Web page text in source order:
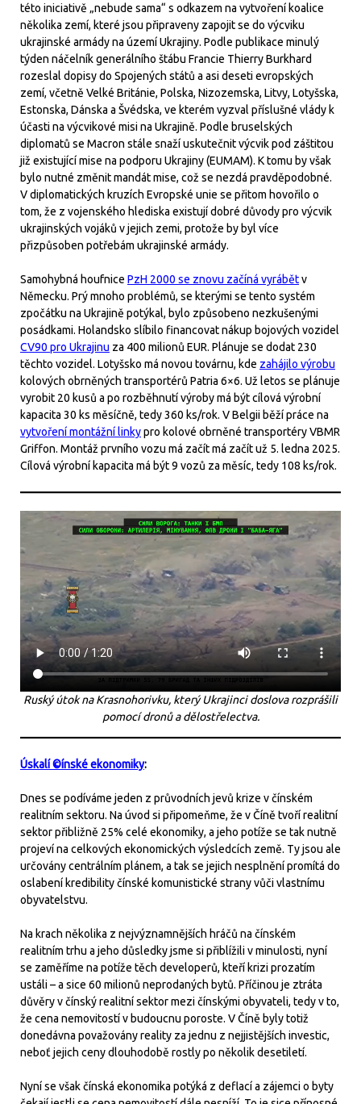
této iniciativě „nebude sama“ s odkazem na vytvoření koalice
několika zemí, které jsou připraveny zapojit se do výcviku
ukrajinské armády na území Ukrajiny. Podle publikace minulý
týden náčelník generálního štábu Francie Thierry Burkhard
rozeslal dopisy do Spojených států a asi deseti evropských
zemí, včetně Velké Británie, Polska, Nizozemska, Litvy, Lotyšska,
Estonska, Dánska a Švédska, ve kterém vyzval příslušné vlády k
účasti na výcvikové misi na Ukrajině. Podle bruselských
diplomatů se Macron stále snaží uskutečnit výcvik pod záštitou
již existující mise na podporu Ukrajiny (EUMAM). K tomu by však
bylo nutné změnit mandát mise, což se nezdá pravděpodobné.
V diplomatických kruzích Evropské unie se přitom hovořilo o
tom, že z vojenského hlediska existují dobré důvody pro výcvik
ukrajinských vojáků v jejich zemi, protože by byl více
přizpůsoben potřebám ukrajinské armády.
Samohybná houfnice PzH 2000 se znovu začíná vyrábětv
Německu. Prý mnoho problémů, se kterými se tento systém
zpočátku na Ukrajině potýkal, bylo způsobeno nezkušenými
posádkami. Holandsko slíbilo financovat nákup bojových vozidel
CV90 pro Ukrajinu za 400 milionů EUR. Plánuje se dodat 230
těchto vozidel. Lotyšsko má novou továrnu, kde zahájilo výrobu
kolových obrněných transportérů Patria 6×6. Už letos se plánuje
vyrobit 20 kusů a po rozběhnutí výroby má být cílová výrobní
kapacita 30 ks měsíčně, tedy 360 ks/rok. V Belgii běží práce na
vytvoření montážní linkypro kolové obrněné transportéry VBMR
Griffon. Montáž prvního vozu má začít má začít už 5. ledna 2025.
Cílová výrobní kapacita má být 9 vozů za měsíc, tedy 108 ks/rok.
Ruský útok na Krasnohorivku, který Ukrajinci doslova rozprášili
pomocí dronů a dělostřelectva.
Úskalí ©ínské ekonomiky:
Dnes se podíváme jeden z průvodních jevů krize v čínském
realitním sektoru. Na úvod si připomeňme, že v Číně tvoří realitní
sektor přibližně 25% celé ekonomiky, a jeho potíže se tak nutně
projeví na celkových ekonomických výsledcích země. Ty jsou ale
určovány centrálním plánem, a tak se jejich nesplnění promítá do
oslabení kredibility čínské komunistické strany vůči vlastnímu
obyvatelstvu.
Na krach několika z nejvýznamnějších hráčů na čínském
realitním trhu a jeho důsledky jsme si přiblížili v minulosti, nyní
se zaměříme na potíže těch developerů, kteří krizi prozatím
ustáli – a sice 60 milionů neprodaných bytů. Příčinou je ztráta
důvěry v čínský realitní sektor mezi čínskými obyvateli, tedy v to,
že cena nemovitostí v budoucnu poroste. V Číně byly totiž
donedávna považovány reality za jednu z nejjistějších investic,
neboť jejich ceny dlouhodobě rostly po několik desetiletí.
Nyní se však čínská ekonomika potýká z deflací a zájemci o byty